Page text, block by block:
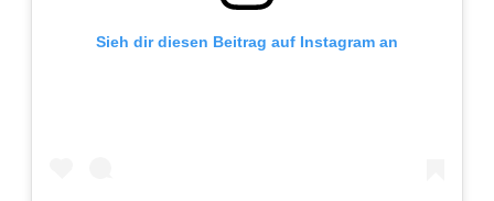
Sieh dir diesen Beitrag auf Instagram an